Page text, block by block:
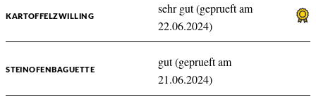
KARTOFFELZWILLING
sehr gut (geprueft am
22.06.2024)
STEINOFENBAGUETTE
gut (geprueft am
21.06.2024)